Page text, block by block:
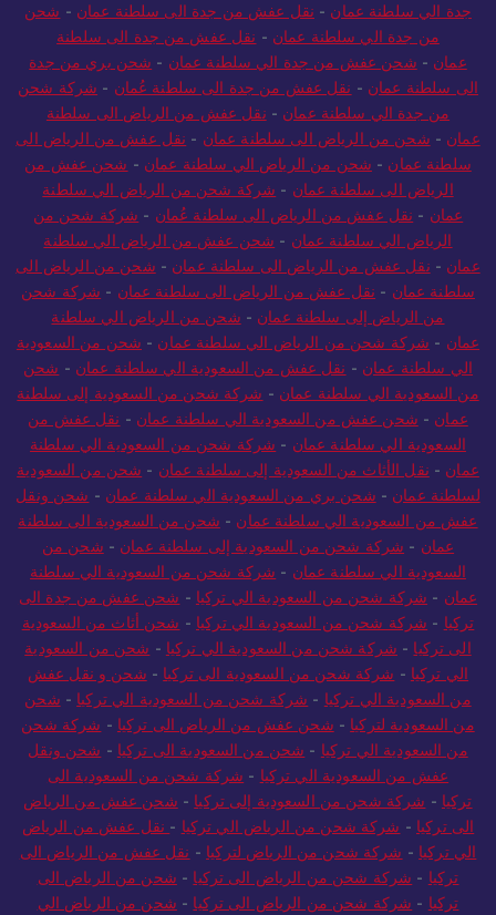
جدة الي سلطنة عمان - نقل عفش من جدة الى سلطنة عمان - شحن
من جدة الي سلطنة عمان - نقل عفش من جدة الى سلطنة
عمان - شحن عفش من جدة الي سلطنة عمان - شحن بري من جدة
الى سلطنة عمان - نقل عفش من جدة الى سلطنة عُمان - شركة شحن
من جدة الي سلطنة عمان - نقل عفش من الرياض الى سلطنة
عمان - شحن من الرياض الى سلطنة عمان - نقل عفش من الرياض الى
سلطنة عمان - شحن من الرياض الي سلطنة عمان - شحن عفش من
الرياض الى سلطنة عمان - شركة شحن من الرياض الي سلطنة
عمان - نقل عفش من الرياض الى سلطنة عُمان - شركة شحن من
الرياض الي سلطنة عمان - شحن عفش من الرياض الي سلطنة
عمان - نقل عفش من الرياض الى سلطنة عمان - شحن من الرياض الى
سلطنة عمان - نقل عفش من الرياض الى سلطنة عمان - شركة شحن
من الرياض إلى سلطنة عمان - شحن من الرياض الي سلطنة
عمان - شركة شحن من الرياض الي سلطنة عمان - شحن من السعودية
الي سلطنة عمان - نقل عفش من السعودية الي سلطنة عمان - شحن
من السعودية الي سلطنة عمان - شركة شحن من السعودية إلى سلطنة
عمان - شحن عفش من السعودية الي سلطنة عمان - نقل عفش من
السعودية الي سلطنة عمان - شركة شحن من السعودية الي سلطنة
عمان - نقل الأثاث من السعودية إلى سلطنة عمان - شحن من السعودية
لسلطنة عمان - شحن بري من السعودية الي سلطنة عمان - شحن ونقل
عفش من السعودية الي سلطنة عمان - شحن من السعودية الى سلطنة
عمان - شركة شحن من السعودية إلى سلطنة عمان - شحن من
السعودية الي سلطنة عمان - شركة شحن من السعودية الي سلطنة
عمان - شركة شحن من السعودية الي تركيا - شحن عفش من جدة الى
تركيا - شركة شحن من السعودية الي تركيا - شحن أثاث من السعودية
الى تركيا - شركة شحن من السعودية الي تركيا - شحن من السعودية
الي تركيا - شركة شحن من السعودية الى تركيا - شحن و نقل عفش
من السعودية الي تركيا - شركة شحن من السعودية الي تركيا - شحن
من السعودية لتركيا - شحن عفش من الرياض الى تركيا - شركة شحن
من السعودية الي تركيا - شحن من السعودية الى تركيا - شحن ونقل
عفش من السعودية الي تركيا - شركة شحن من السعودية الى
تركيا - شركة شحن من السعودية إلى تركيا - شحن عفش من الرياض
الى تركيا - شركة شحن من الرياض الي تركيا - نقل عفش من الرياض
الي تركيا - شركة شحن من الرياض لتركيا - نقل عفش من الرياض الى
تركيا - شركة شحن من الرياض الى تركيا - شحن من الرياض الى
تركيا - شركة شحن من الرياض الى تركيا - شحن من الرياض الي